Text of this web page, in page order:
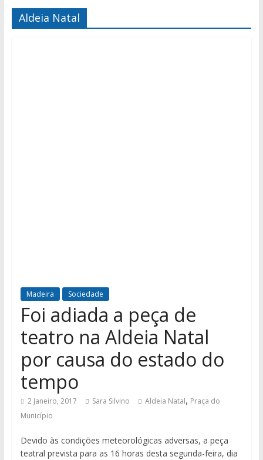
Aldeia Natal
Madeira Sociedade
Foi adiada a peça de
teatro na Aldeia Natal
por causa do estado do
tempo
2 Janeiro, 2017 Sara Silvino Aldeia Natal, Praça do
Município
Devido às condições meteorológicas adversas, a peça
teatral prevista para as 16 horas desta segunda-feira, dia